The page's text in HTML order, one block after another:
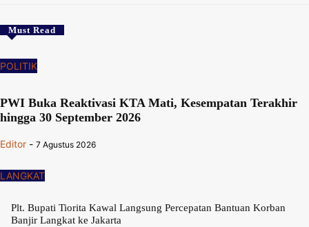
Must Read
POLITIK
PWI Buka Reaktivasi KTA Mati, Kesempatan Terakhir
hingga 30 September 2026
Editor - 7 Agustus 2026
LANGKAT
Plt. Bupati Tiorita Kawal Langsung Percepatan Bantuan Korban
Banjir Langkat ke Jakarta